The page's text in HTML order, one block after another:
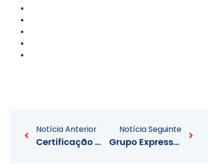
Notícia Anterior
Certificação WeCary 2024
Notícia Seguinte
Grupo Expressglass lança SafeDrive, uma marca especialista em segurança e eficiência rodoviária.